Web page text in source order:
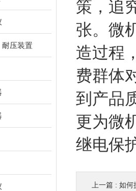
压装置
策，追
张。微
造过程
费群体
到产品
更为微
继电保
上一篇 : 如何